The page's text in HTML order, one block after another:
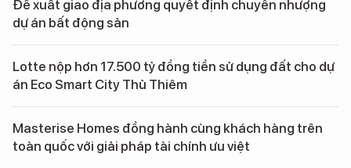
Đề xuất giao địa phương quyết định chuyển nhượng
dự án bất động sản
Lotte nộp hơn 17.500 tỷ đồng tiền sử dụng đất cho dự
án Eco Smart City Thủ Thiêm
Masterise Homes đồng hành cùng khách hàng trên
toàn quốc với giải pháp tài chính ưu việt